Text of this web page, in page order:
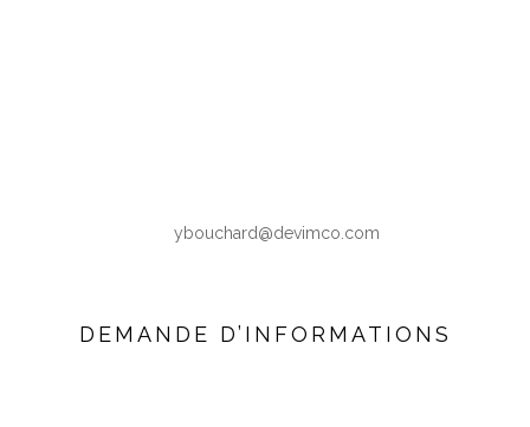
ybouchard@devimco.com
DEMANDE D’INFORMATIONS